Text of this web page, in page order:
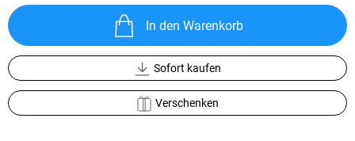
In den Warenkorb
Sofort kaufen
Verschenken